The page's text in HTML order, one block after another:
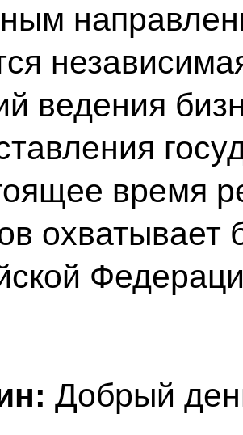
ведения
время
охватывает
Добрый